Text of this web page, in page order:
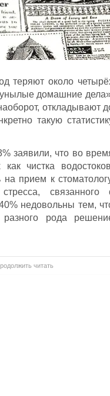
теряют около
унылые домашние
откладывают
такую
заявили, что во
чистка
прием к
связанного
недовольны тем,
рода
читать